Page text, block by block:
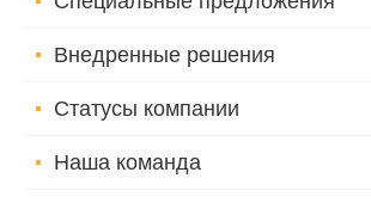
Внедренные решения
Статусы компании
Наша команда